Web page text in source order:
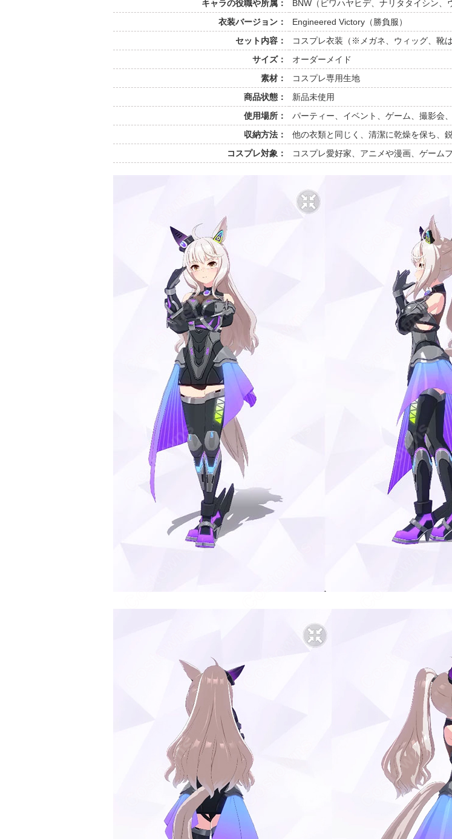
キャラの役職や所属：
BNW（ビワハヤヒデ、ナリタタイシン、
衣装バージョン：
Engineered Victory（勝負服）
セット内容：
コスプレ衣装（※メガネ、ウィッグ、靴
サイズ：
オーダーメイド
素材：
コスプレ専用生地
商品状態：
新品未使用
使用場所：
パーティー、イベント、ゲーム、撮影会
収納方法：
他の衣類と同じく、清潔に乾燥を保ち、
コスプレ対象：
コスプレ愛好家、アニメや漫画、ゲーム